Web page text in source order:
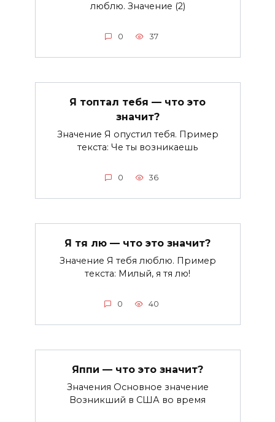
люблю. Значение (2)
0 37
Я топтал тебя — что это
значит?
Значение Я опустил тебя. Пример
текста: Че ты возникаешь
0 36
Я тя лю — что это значит?
Значение Я тебя люблю. Пример
текста: Милый, я тя лю!
0 40
Яппи — что это значит?
Значения Основное значение
Возникший в США во время